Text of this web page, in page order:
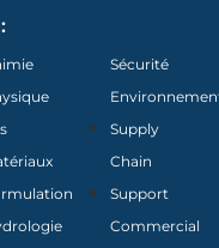
Sécurité
Supply
Chain
Support
Commercial